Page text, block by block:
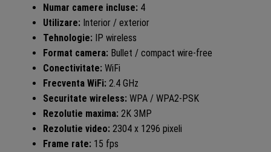
Numar camere incluse:4
Utilizare:Interior / exterior
Tehnologie:IP wireless
Format camera:Bullet / compact wire-free
Conectivitate:WiFi
Frecventa WiFi:2.4 GHz
Securitate wireless:WPA / WPA2-PSK
Rezolutie maxima:2K 3MP
Rezolutie video:2304 x 1296 pixeli
Frame rate:15 fps